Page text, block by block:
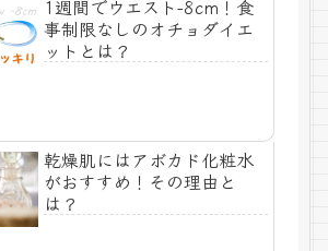
1週間でウエスト-8cm！食
事制限なしのオチョダイエ
ットとは？
乾燥肌にはアボカド化粧水
がおすすめ！その理由と
は？